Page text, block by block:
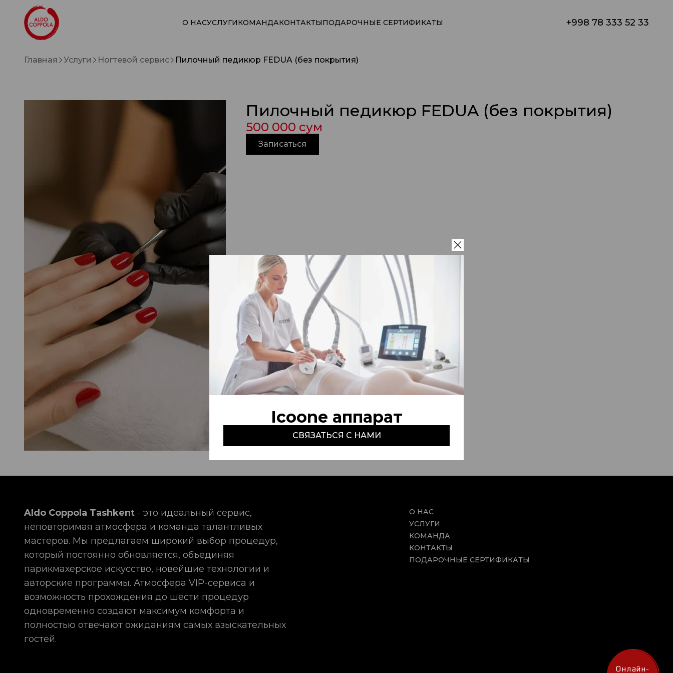
О НАСУСЛУГИКОМАНДАКОНТАКТЫПОДАРОЧНЫЕ СЕРТИФИКАТЫ +998 78 333 52 33
Icoone аппарат
СВЯЗАТЬСЯ С НАМИ
Главная Услуги Ногтевой сервис Пилочный педикюр FEDUA (без покрытия)
Пилочный педикюр FEDUA (без покрытия)
500 000 сум
Записаться
Aldo Coppola Tashkent - это идеальный сервис,
неповторимая атмосфера и команда талантливых
мастеров. Мы предлагаем широкий выбор процедур,
который постоянно обновляется, объединяя
парикмахерское искусство, новейшие технологии и
авторские программы. Атмосфера VIP-сервиса и
возможность прохождения до шести процедур
одновременно создают максимум комфорта и
полностью отвечают ожиданиям самых взыскательных
гостей.
О НАС
УСЛУГИ
КОМАНДА
КОНТАКТЫ
ПОДАРОЧНЫЕ СЕРТИФИКАТЫ
Онлайн-